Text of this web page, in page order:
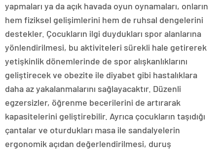
yapmaları ya da açık havada oyun oynamaları, onların
hem fiziksel gelişimlerini hem de ruhsal dengelerini
destekler. Çocukların ilgi duydukları spor alanlarına
yönlendirilmesi, bu aktiviteleri sürekli hale getirerek
yetişkinlik dönemlerinde de spor alışkanlıklarını
geliştirecek ve obezite ile diyabet gibi hastalıklara
daha az yakalanmalarını sağlayacaktır. Düzenli
egzersizler, öğrenme becerilerini de artırarak
kapasitelerini geliştirebilir. Ayrıca çocukların taşıdığı
çantalar ve oturdukları masa ile sandalyelerin
ergonomik açıdan değerlendirilmesi, duruş